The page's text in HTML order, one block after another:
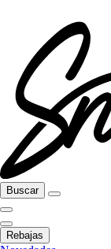
Buscar
Rebajas